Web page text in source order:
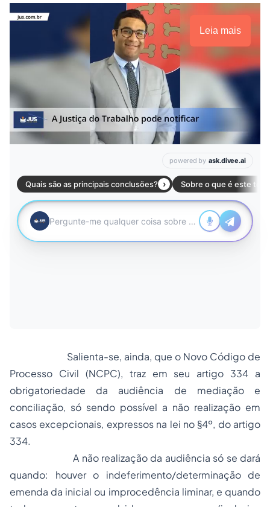
Leia mais
Salienta-se, ainda, que o Novo Código de
Processo Civil (NCPC), traz em seu artigo 334 a
obrigatoriedade da audiência de mediação e
conciliação, só sendo possível a não realização em
casos excepcionais, expressos na lei no §4º, do artigo
334.
A não realização da audiência só se dará
quando: houver o indeferimento/determinação de
emenda da inicial ou improcedência liminar, e quando